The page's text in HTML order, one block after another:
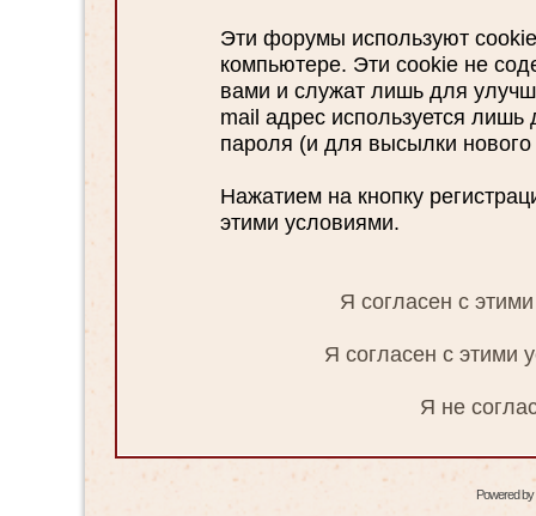
Эти форумы используют
компьютере. Эти cookie не
вами и служат лишь для
mail адрес используется
пароля (и для высылки
Нажатием на кнопку
этими условиями.
Я согласен с
Я согласен с этими
Я не
Powered by